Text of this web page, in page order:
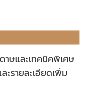
าษและเทคนิคพิเศษ
รายละเอียดเพิ่ม